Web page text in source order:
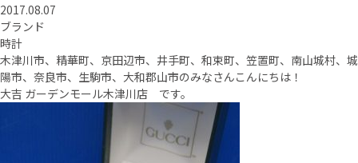
2017.08.07
ブランド
時計
木津川市、精華町、京田辺市、井手町、和束町、笠置町、南山城村、城
陽市、奈良市、生駒市、大和郡山市のみなさんこんにちは！
大吉 ガーデンモール木津川店 です。